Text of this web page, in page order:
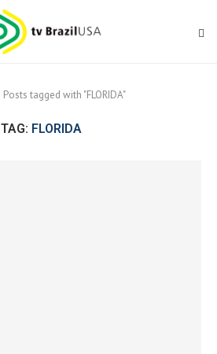
Posts tagged with "FLORIDA"
TAG: FLORIDA